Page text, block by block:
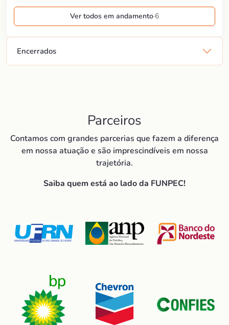
Ver todos em andamento·6
Encerrados
Parceiros
Contamos com grandes parcerias que fazem a diferença
em nossa atuação e são imprescindíveis em nossa
trajetória.
Saiba quem está ao lado da FUNPEC!